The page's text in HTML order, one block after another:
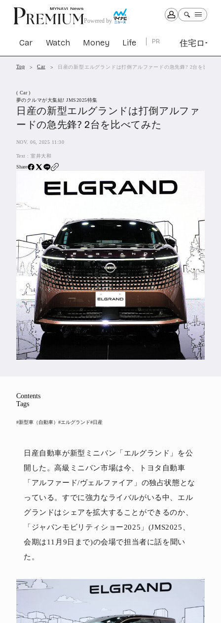
Powered by
Car Watch Money Life PR 住宅ロー
Car Watch
PR
住宅ローン
SBIネオトレード証券
All Articles
特集&連載記事
Feature
Series
Top Car 日産の新型エルグランドは打倒アルファードの急先鋒? 2台を比べて
( Car )
夢のクルマが大集結! JMS2025特集
日産の新型エルグランドは打倒アルファ
ードの急先鋒? 2台を比べてみた
NOV. 06, 2025 11:30
Text :室井大和
Share
Contents
Tags
#新型車（自動車） #エルグランド#日産
日産自動車が新型ミニバン「エルグランド」を公
開した。高級ミニバン市場は今、トヨタ自動車
「アルファード/ヴェルファイア」の独占状態とな
っている。すでに強力なライバルがいる中、エル
グランドはシェアを拡大することができるのか、
「ジャパンモビリティショー2025」(JMS2025、
会期は11月9日まで)の会場で担当者に話を聞い
た。